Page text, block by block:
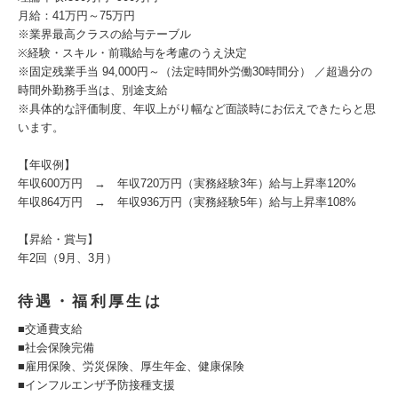
月給：41万円～75万円
※業界最高クラスの給与テーブル
※経験・スキル・前職給与を考慮のうえ決定
※固定残業手当 94,000円～（法定時間外労働30時間分） ／超過分の
時間外勤務手当は、別途支給
※具体的な評価制度、年収上がり幅など面談時にお伝えできたらと思
います。
【年収例】
年収600万円 → 年収720万円（実務経験3年）給与上昇率120%
年収864万円 → 年収936万円（実務経験5年）給与上昇率108%
【昇給・賞与】
年2回（9月、3月）
待遇・福利厚生は
■交通費支給
■社会保険完備
■雇用保険、労災保険、厚生年金、健康保険
■インフルエンザ予防接種支援